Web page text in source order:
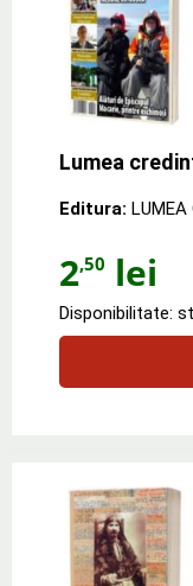
Lumea
Editura: LUMEA
2,50 lei
Disponibilitate: